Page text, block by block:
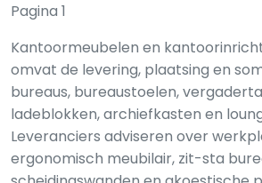
Pagina 1
Kantoormeubelen en
omvat de levering, plaatsing en
bureaus, bureaustoelen,
ladeblokken, archiefkasten en
Leveranciers adviseren over
ergonomisch meubilair, zit-sta